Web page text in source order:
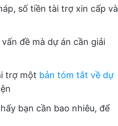
số tiền tài trợ xin cấp và
đề mà dự án cần giải
trợ một bản tóm tắt về dự
bạn cần bao nhiêu, để